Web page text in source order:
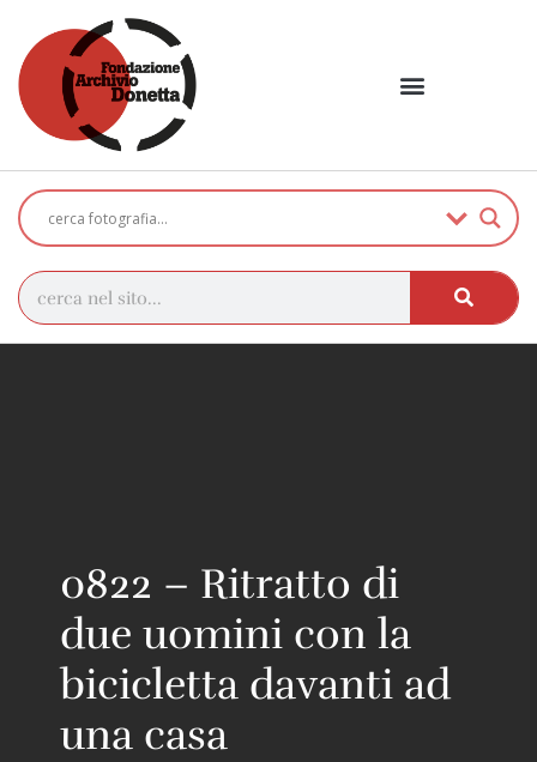
0822 – Ritratto di
due uomini con la
bicicletta davanti ad
una casa